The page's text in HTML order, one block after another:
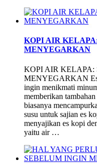
KOPI AIR
MENYEGARKAN
KOPI AIR KELAPA:
MENYEGARKAN Es
ingin menikmati
memberikan
biasanya
susu untuk sajian es
menyajikan es kopi
yaitu air …